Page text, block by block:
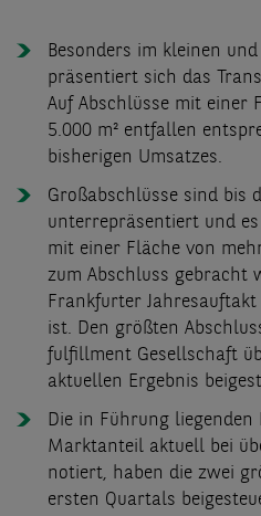
Besonders im kleinen
präsentiert sich das
Auf Abschlüsse mit einer
5.000 m² entfallen
bisherigen Umsatzes.
Großabschlüsse sind bis
unterrepräsentiert und
mit einer Fläche von
zum Abschluss gebracht
Frankfurter
ist. Den größten
fulfillment Gesellschaft
aktuellen Ergebnis
Die in Führung liegenden
Marktanteil aktuell bei
notiert, haben die zwei
ersten Quartals